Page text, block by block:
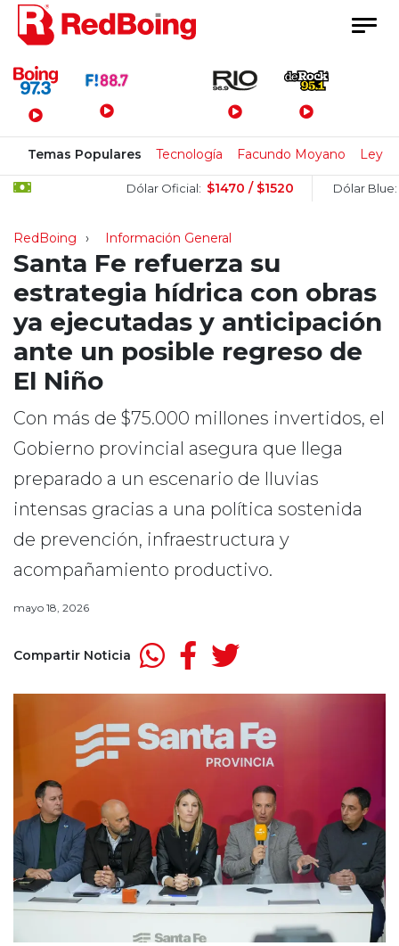
Menú Principal
Temas Populares Tecnología Facundo Moyano Ley
Dólar Oficial: $1470 / $1520 Dólar Blue:
RedBoing Información General
Santa Fe refuerza su
estrategia hídrica con obras
ya ejecutadas y anticipación
ante un posible regreso de
El Niño
Con más de $75.000 millones invertidos, el
Gobierno provincial asegura que llega
preparado a un escenario de lluvias
intensas gracias a una política sostenida
de prevención, infraestructura y
acompañamiento productivo.
mayo 18, 2026
Compartir Noticia